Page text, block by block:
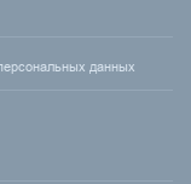
данных